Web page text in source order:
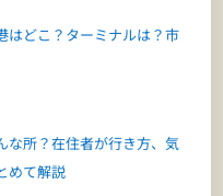
はどこ？ターミナルは？市
な所？在住者が行き方、気
めて解説